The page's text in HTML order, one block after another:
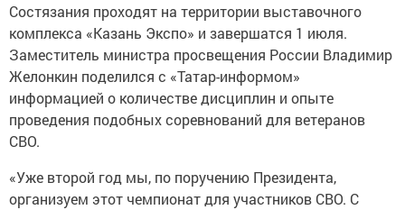
Состязания проходят на территории выставочного
комплекса «Казань Экспо» и завершатся 1 июля.
Заместитель министра просвещения России Владимир
Желонкин поделился с «Татар-информом»
информацией о количестве дисциплин и опыте
проведения подобных соревнований для ветеранов
СВО.
«Уже второй год мы, по поручению Президента,
организуем этот чемпионат для участников СВО. С